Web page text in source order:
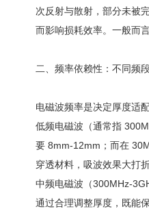
次反射与散射，部分未被
而影响损耗效率。一般而
二 、频率依赖性：不同频
电磁波频率是决定厚度适
低频电磁波（通常指
要 8mm-12mm；而在
穿透材料，吸波效果大打折
中频电磁波（300MHz-
通过合理调整厚度，既能